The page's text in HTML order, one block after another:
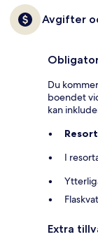
Avgifter
Du
boendet
kan
I
Extra